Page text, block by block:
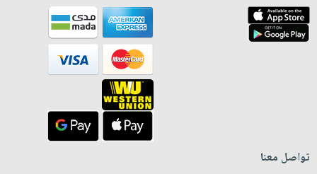
تواصل معنا